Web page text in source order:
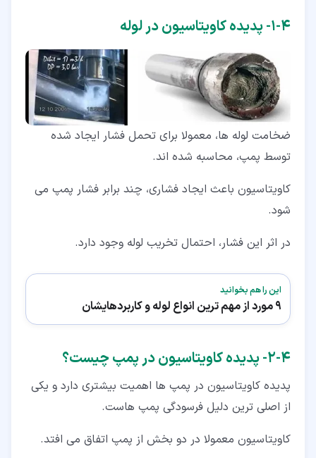
۴‏-‏۱‏- پدیده کاویتاسیون در لوله
ضخامت لوله ها، معمولا برای تحمل فشار ایجاد شده
توسط پمپ، محاسبه شده اند.
کاویتاسیون باعث ایجاد فشاری، چند برابر فشار پمپ می
شود.
در اثر این فشار، احتمال تخریب لوله وجود دارد.
این را هم بخوانید
9 مورد از مهم ترین انواع لوله و کاربردهایشان
۴‏-‏۲‏- پدیده کاویتاسیون در پمپ چیست؟
پدیده کاویتاسیون در پمپ ها اهمیت بیشتری دارد و یکی
از اصلی ترین دلیل فرسودگی پمپ هاست.
کاویتاسیون معمولا در دو بخش از پمپ اتفاق می افتد.